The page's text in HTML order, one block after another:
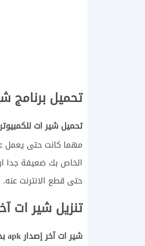
تحميل برنامج
تحميل شير ات
مهما كانت حتى يعمل
الخاص بك ضعيفة جدا
حتى قطع الانترنت عنه.
تنزيل شير ات
شير ات آخر إصدار apk بدون اعلانات